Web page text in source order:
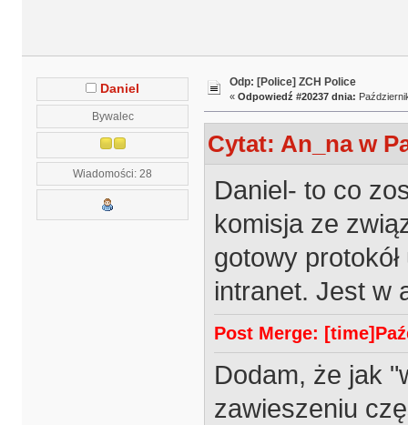
Daniel
Bywalec
Wiadomości: 28
Odp: [Police] ZCH Police
« Odpowiedź #20237 dnia:
Cytat: An_na w
Daniel- to co
komisja ze
gotowy
intranet. Jest w
Post Merge:
Dodam, że jak
zawieszeniu